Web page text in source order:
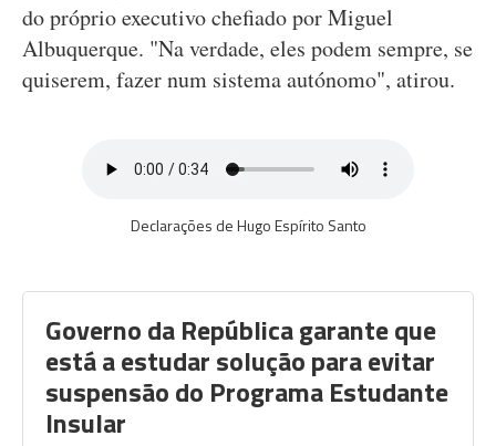
do próprio executivo chefiado por Miguel
Albuquerque. "Na verdade, eles podem sempre, se
quiserem, fazer num sistema autónomo", atirou.
Declarações de Hugo Espírito Santo
Governo da República garante que
está a estudar solução para evitar
suspensão do Programa Estudante
Insular